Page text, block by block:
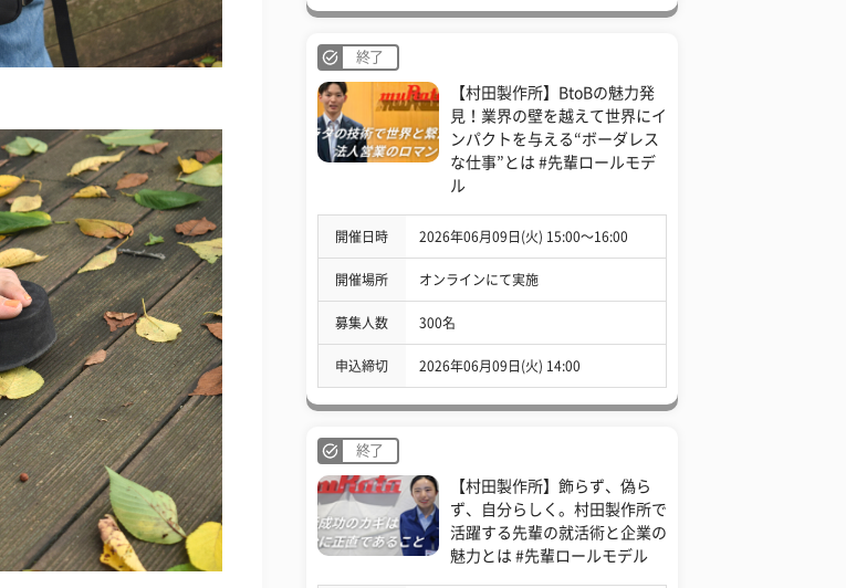
終了
【村田製作所】BtoBの魅力発
見！業界の壁を越えて世界にイ
ンパクトを与える“ボーダレス
な仕事”とは #先輩ロールモデ
ル
開催日時 2026年06月09日(火) 15:00〜16:00
開催場所 オンラインにて実施
募集人数 300名
申込締切 2026年06月09日(火) 14:00
終了
【村田製作所】飾らず、偽ら
ず、自分らしく。村田製作所で
活躍する先輩の就活術と企業の
魅力とは #先輩ロールモデル